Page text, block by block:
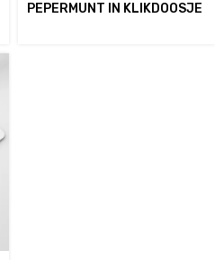
PEPERMUNT IN KLIKDOOSJE